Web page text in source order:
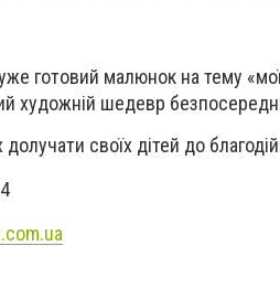
готовий малюнок на тему «мої
художній шедевр
своїх дітей до